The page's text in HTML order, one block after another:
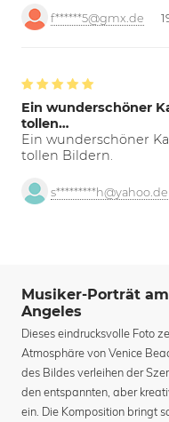
f******5@gmx.de
Ein wunderschöner
tollen…
Ein wunderschöner
tollen Bildern.
s*********h@yahoo.de
Musiker-Porträt
Angeles
Dieses eindrucksvolle Foto
Atmosphäre von Venice
des Bildes verleihen der
den entspannten, aber
ein. Die Komposition bringt